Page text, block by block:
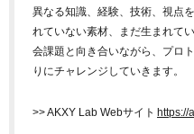
異なる知識、経験、技術、視点
れていない素材、まだ生まれて
会課題と向き合いながら、プロ
りにチャレンジしていきます。
>> AKXY Lab Webサイト https://